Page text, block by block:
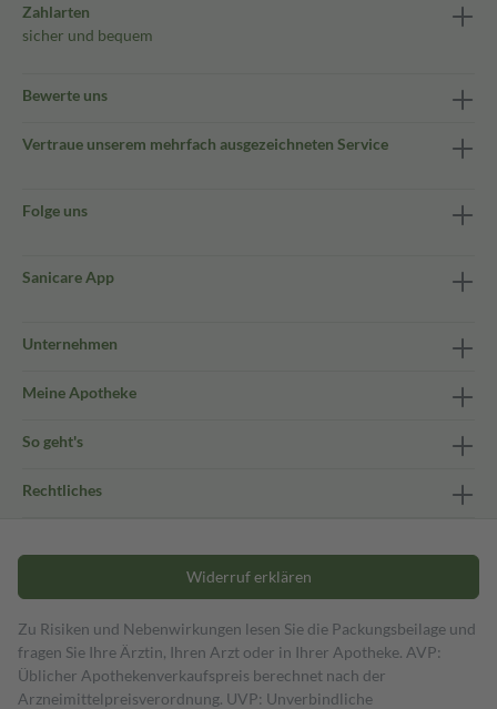
Zahlarten
sicher und bequem
Bewerte uns
Vertraue unserem mehrfach ausgezeichneten Service
Folge uns
Sanicare App
Unternehmen
Meine Apotheke
So geht's
Rechtliches
Widerruf erklären
Zu Risiken und Nebenwirkungen lesen Sie die Packungsbeilage und
fragen Sie Ihre Ärztin, Ihren Arzt oder in Ihrer Apotheke. AVP:
Üblicher Apothekenverkaufspreis berechnet nach der
Arzneimittelpreisverordnung. UVP: Unverbindliche